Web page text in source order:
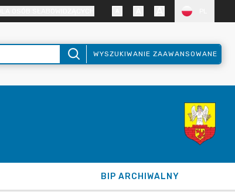
WYSZUKIWANIE ZAAWANSOWANE
BIP ARCHIWALNY